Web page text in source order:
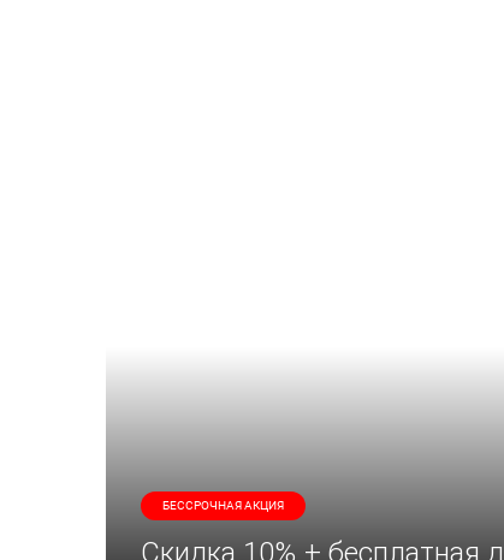
БЕССРОЧНАЯ АКЦИЯ
Скидка 10% + бесплатная